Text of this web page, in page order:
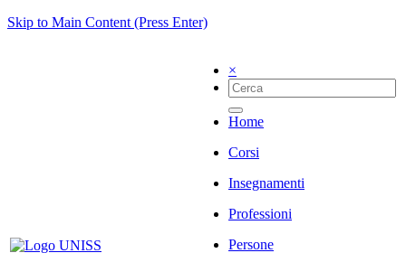
Skip to Main Content (Press Enter)
×
Home
Corsi
Insegnamenti
Professioni
Persone